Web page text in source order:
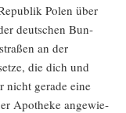
Polen über
deut­schen Bun­
an der
die dich und
nicht gera­de eine
Apo­the­ke ange­wie­